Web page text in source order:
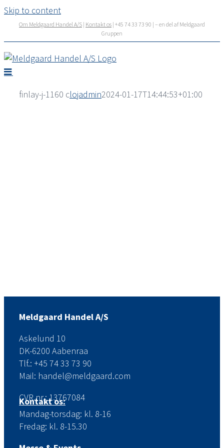
Skip to content
Om Meldgaard Handel A/S | Kontakt os | +45 74 33 73 90 | – en del af Meldgaard
Gruppen
finlay-j-1160 clojadmin2024-01-17T14:44:53+01:00
Meldgaard Handel A/S
Askelund 10
DK-6200 Aabenraa
Tlf.: +45 74 33 73 90
Mail: handel@meldgaard.com
CVR.nr.: 13767084
Kontakt os:
Mandag-torsdag: kl. 8-16
Fredag: kl. 8-15.30